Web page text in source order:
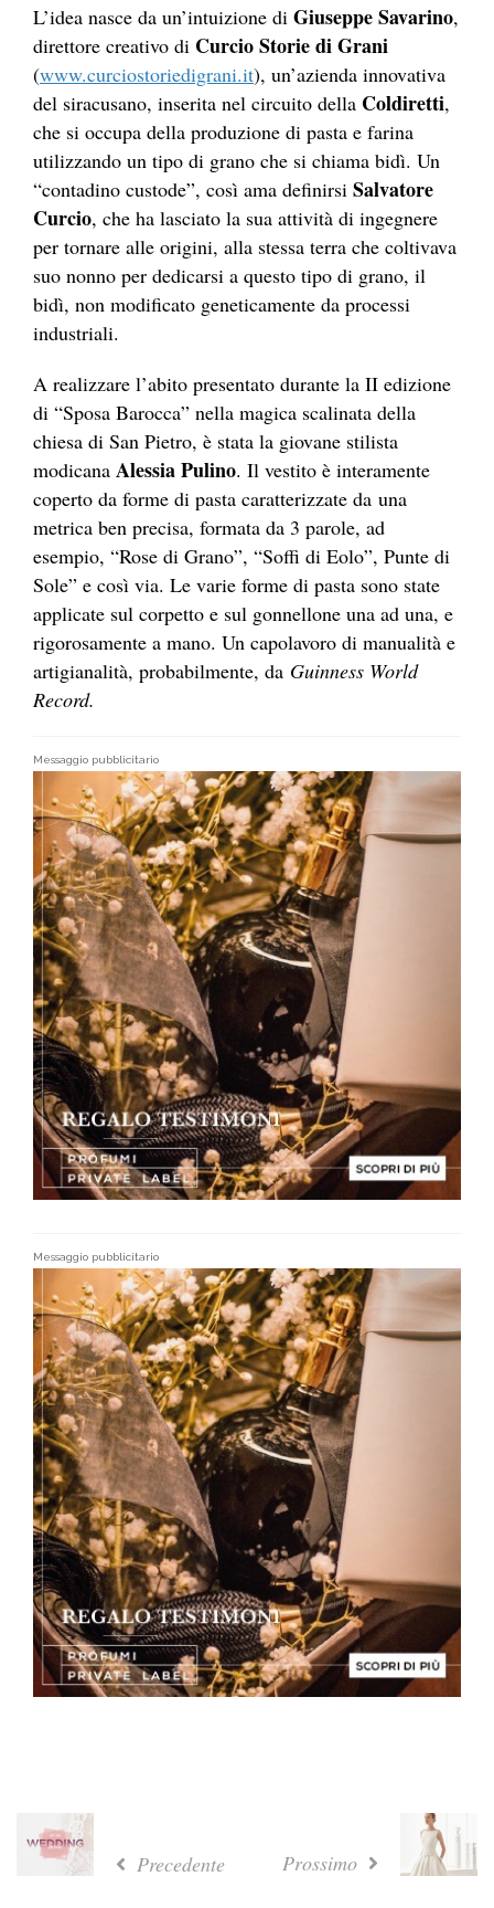
L’idea nasce da un’intuizione di Giuseppe Savarino,
direttore creativo di Curcio Storie di Grani
(www.curciostoriedigrani.it), un’azienda innovativa
del siracusano, inserita nel circuito della Coldiretti,
che si occupa della produzione di pasta e farina
utilizzando un tipo di grano che si chiama bidì. Un
“contadino custode”, così ama definirsi Salvatore
Curcio, che ha lasciato la sua attività di ingegnere
per tornare alle origini, alla stessa terra che coltivava
suo nonno per dedicarsi a questo tipo di grano, il
bidì, non modificato geneticamente da processi
industriali.
A realizzare l’abito presentato durante la II edizione
di “Sposa Barocca” nella magica scalinata della
chiesa di San Pietro, è stata la giovane stilista
modicana Alessia Pulino. Il vestito è interamente
coperto da forme di pasta caratterizzate da una
metrica ben precisa, formata da 3 parole, ad
esempio, “Rose di Grano”, “Soffi di Eolo”, Punte di
Sole” e così via. Le varie forme di pasta sono state
applicate sul corpetto e sul gonnellone una ad una, e
rigorosamente a mano. Un capolavoro di manualità e
artigianalità, probabilmente, da Guinness World
Record.
Messaggio pubblicitario
Messaggio pubblicitario
Precedente Prossimo